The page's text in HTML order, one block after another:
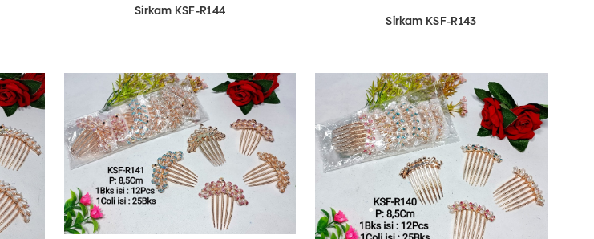
Sirkam KSF-R144
Sirkam KSF-R143